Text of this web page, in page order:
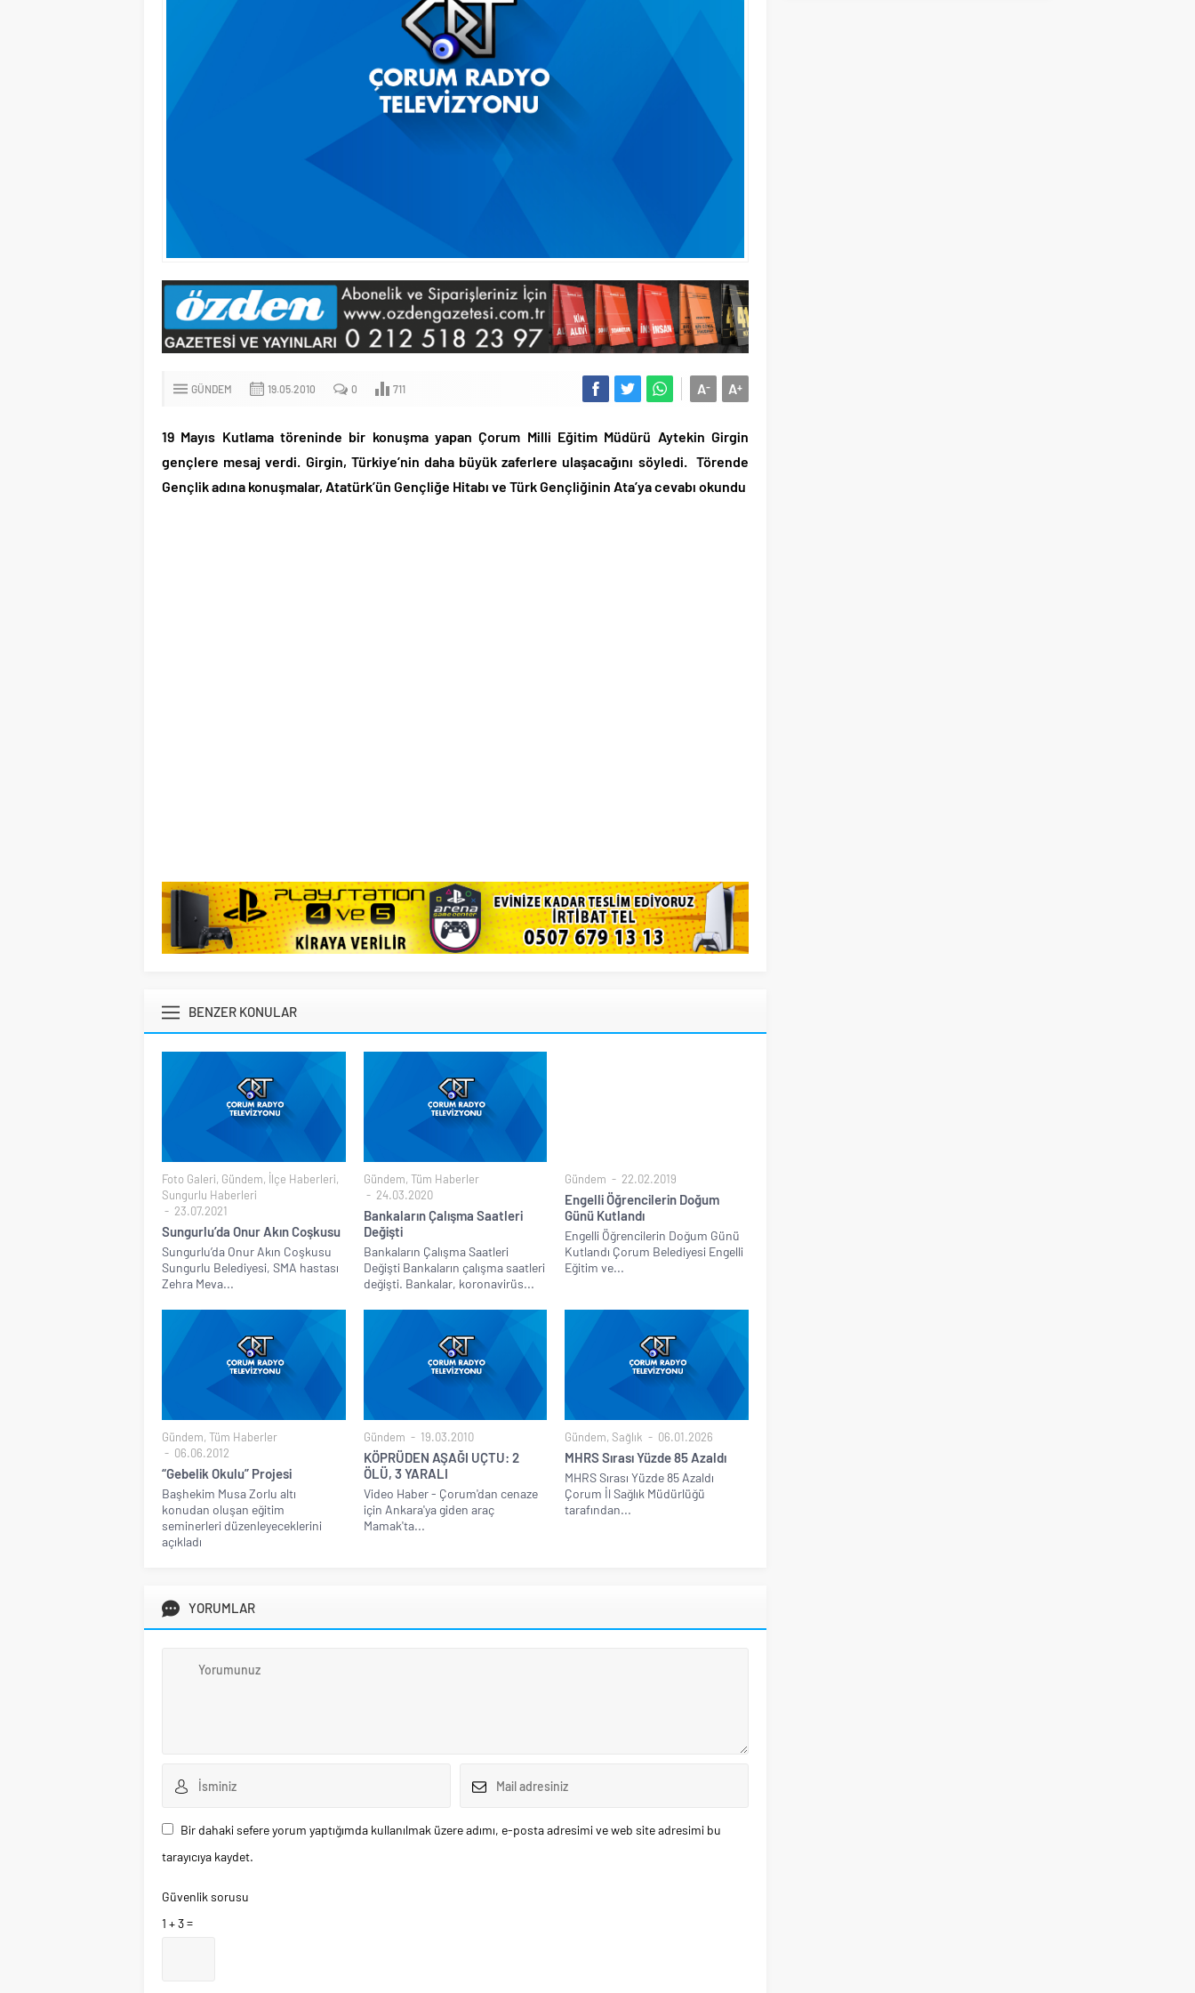
GÜNDEM 19.05.2010 0 711 A+
A-
19 Mayıs Kutlama töreninde bir konuşma yapan Çorum Milli Eğitim Müdürü Aytekin Girgin
gençlere mesaj verdi. Girgin, Türkiye’nin daha büyük zaferlere ulaşacağını söyledi. Törende
Gençlik adına konuşmalar, Atatürk’ün Gençliğe Hitabı ve Türk Gençliğinin Ata’ya cevabı okundu
BENZER KONULAR
Foto Galeri, Gündem, İlçe Haberleri,
Sungurlu Haberleri
23.07.2021
Sungurlu’da Onur Akın Coşkusu
Sungurlu’da Onur Akın Coşkusu
Sungurlu Belediyesi, SMA hastası
Zehra Meva...
Gündem, Tüm Haberler
24.03.2020
Bankaların Çalışma Saatleri
Değişti
Bankaların Çalışma Saatleri
Değişti Bankaların çalışma saatleri
değişti. Bankalar, koronavirüs...
Gündem 22.02.2019
Engelli Öğrencilerin Doğum
Günü Kutlandı
Engelli Öğrencilerin Doğum Günü
Kutlandı Çorum Belediyesi Engelli
Eğitim ve...
Gündem, Tüm Haberler
06.06.2012
“Gebelik Okulu” Projesi
Başhekim Musa Zorlu altı
konudan oluşan eğitim
seminerleri düzenleyeceklerini
açıkladı
Gündem 19.03.2010
KÖPRÜDEN AŞAĞI UÇTU: 2
ÖLÜ, 3 YARALI
Video Haber - Çorum'dan cenaze
için Ankara'ya giden araç
Mamak'ta...
Gündem,Sağlık 06.01.2026
MHRS Sırası Yüzde 85 Azaldı
MHRS Sırası Yüzde 85 Azaldı
Çorum İl Sağlık Müdürlüğü
tarafından...
YORUMLAR
Bir dahaki sefere yorum yaptığımda kullanılmak üzere adımı, e-posta adresimi ve web site adresimi bu
tarayıcıya kaydet.
Güvenlik sorusu
1 + 3 =